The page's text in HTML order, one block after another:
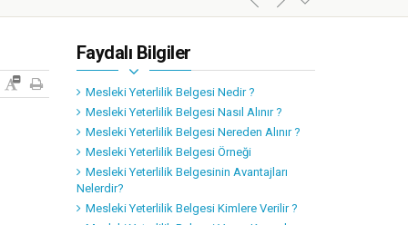
Gerçekleştirildi.
Faydalı Bilgiler
Mesleki Yeterlilik Belgesi Nedir ?
Mesleki Yeterlilik Belgesi Nasıl Alınır ?
Mesleki Yeterlilik Belgesi Nereden Alınır ?
Mesleki Yeterlilik Belgesi Örneği
Mesleki Yeterlilik Belgesinin Avantajları
Nelerdir?
Mesleki Yeterlilik Belgesi Kimlere Verilir ?